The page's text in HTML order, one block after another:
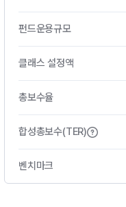
펀드운용규모
클래스 설정액
총보수율
합성총보수(TER)
벤치마크